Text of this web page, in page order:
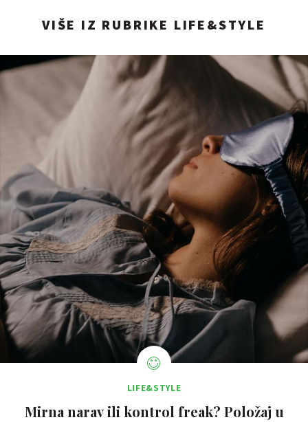
VIŠE IZ RUBRIKE LIFE&STYLE
LIFE&STYLE
Mirna narav ili kontrol freak? Položaj u